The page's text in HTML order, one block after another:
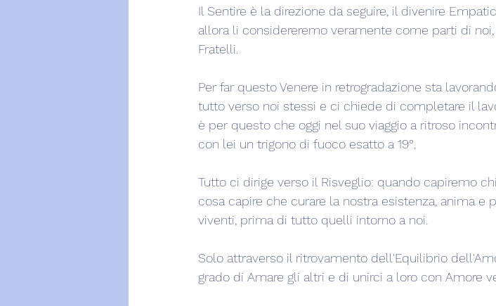
Il Sentire è la direzione da seguire, il divenire
allora li considereremo veramente come parti di
Fratelli.
Per far questo Venere in retrogradazione sta
tutto verso noi stessi e ci chiede di completare il
è per questo che oggi nel suo viaggio a ritroso
con lei un trigono di fuoco esatto a 19°.
Tutto ci dirige verso il Risveglio: quando capiremo
cosa capire che curare la nostra esistenza, anima e
viventi, prima di tutto quelli intorno a noi.
Solo attraverso il ritrovamento dell'Equilibrio
grado di Amare gli altri e di unirci a loro con Amore